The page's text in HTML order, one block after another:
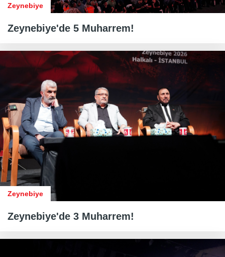
Zeynebiye
Zeynebiye'de 5 Muharrem!
Zeynebiye
Zeynebiye'de 3 Muharrem!